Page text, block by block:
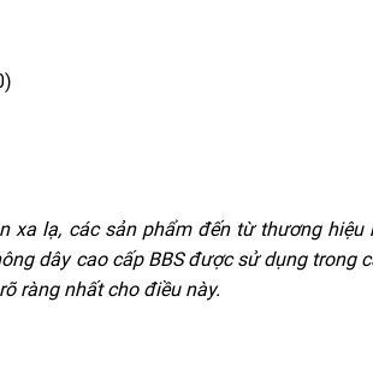
xa lạ, các sản phẩm đến từ thương hiệu
dâycao cấp BBS được sử dụng trong
ràng nhất cho điều này.